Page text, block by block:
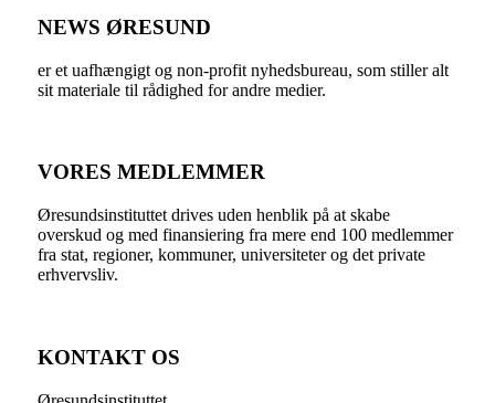
NEWS ØRESUND
er et uafhængigt og non-profit nyhedsbureau, som stiller alt
sit materiale til rådighed for andre medier.
VORES MEDLEMMER
Øresundsinstituttet drives uden henblik på at skabe
overskud og med finansiering fra mere end 100 medlemmer
fra stat, regioner, kommuner, universiteter og det private
erhvervsliv.
KONTAKT OS